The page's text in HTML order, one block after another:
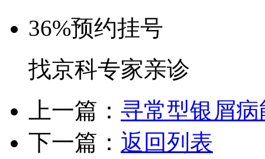
36%预约挂号
找京科专家亲诊
上一篇： 寻常型银屑
下一篇： 返回列表